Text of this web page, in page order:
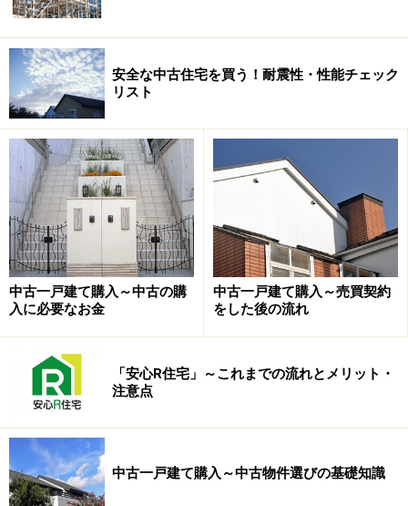
少し詳しく説明します。
競売物件の注意点と手続き２ につづく
※記事内容は執筆時点のものです。最新の内容をご確認くださ
い。
安全な中古住宅を買う！耐震性・性能チェック
リスト
中古一戸建て購入～中古の購
入に必要なお金
中古一戸建て購入～売買契約
をした後の流れ
「安心R住宅」～これまでの流れとメリット・
注意点
中古一戸建て購入～中古物件選びの基礎知識